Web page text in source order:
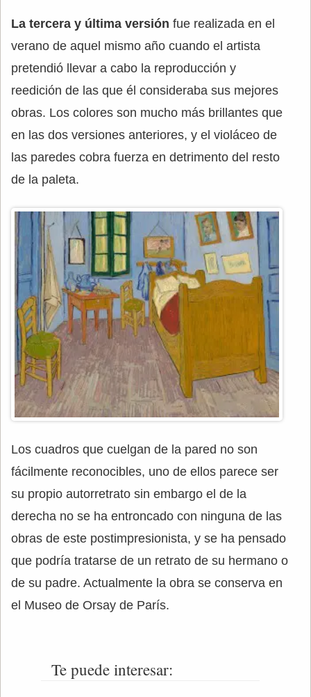
La tercera y última versión fue realizada en el
verano de aquel mismo año cuando el artista
pretendió llevar a cabo la reproducción y
reedición de las que él consideraba sus mejores
obras. Los colores son mucho más brillantes que
en las dos versiones anteriores, y el violáceo de
las paredes cobra fuerza en detrimento del resto
de la paleta.
Los cuadros que cuelgan de la pared no son
fácilmente reconocibles, uno de ellos parece ser
su propio autorretrato sin embargo el de la
derecha no se ha entroncado con ninguna de las
obras de este postimpresionista, y se ha pensado
que podría tratarse de un retrato de su hermano o
de su padre. Actualmente la obra se conserva en
el Museo de Orsay de París.
Te puede interesar: